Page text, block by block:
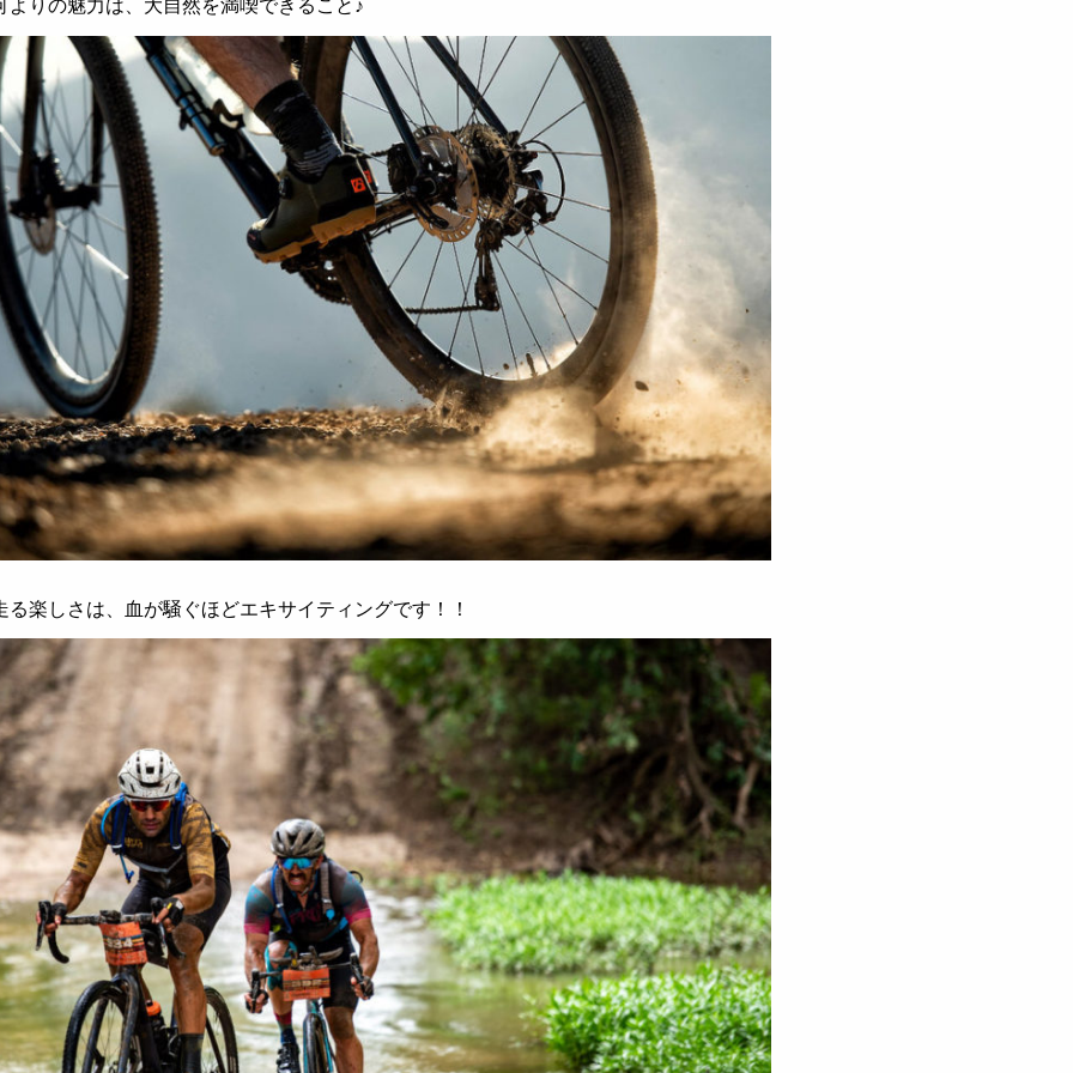
よりの魅力は、大自然を満喫できること♪
る楽しさは、血が騒ぐほどエキサイティングです！！